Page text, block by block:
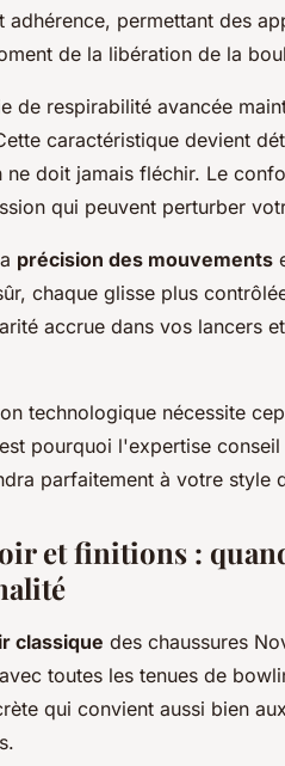
adhérence, permettant des
de la libération de la
de respirabilité avancée
caractéristique devient
ne doit jamais fléchir. Le
qui peuvent perturber
précision des mouvements
chaque glisse plus
accrue dans vos lancers
technologique nécessite
pourquoi l'expertise
parfaitement à votre style
et finitions :
classique des chaussures
toutes les tenues de
qui convient aussi bien